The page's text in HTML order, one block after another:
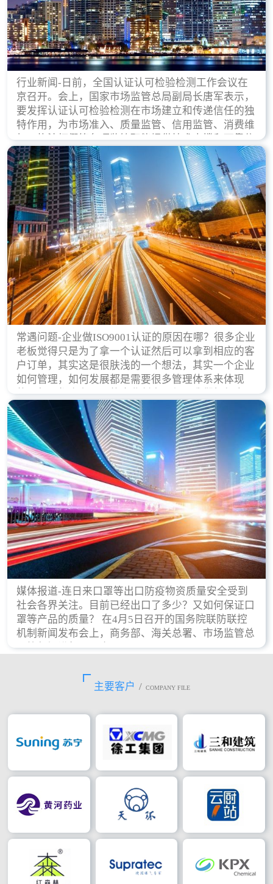
行业新闻-日前，全国认证认可检验检测工作会议在
京召开。会上，国家市场监管总局副局长唐军表示，
要发挥认证认可检验检测在市场建立和传递信任的独
特作用，为市场准入、质量监管、信用监管、消费维
权、执法打假等各项监管职能提供技术支撑和可靠依
据。
常遇问题-企业做ISO9001认证的原因在哪？很多企业
老板觉得只是为了拿一个认证然后可以拿到相应的客
户订单，其实这是很肤浅的一个想法，其实一个企业
如何管理，如何发展都是需要很多管理体系来体现
的，每天都会有不同的企业创立，但是我们如何去证
实一个企业的合法，有质量保证了？这就是ISO9001
认证体现价值的时候，那么键锋小编就来细说下企业
做ISO9001认证的根本原因。
媒体报道-连日来口罩等出口防疫物资质量安全受到
社会各界关注。目前已经出口了多少？又如何保证口
罩等产品的质量？ 在4月5日召开的国务院联防联控
机制新闻发布会上，商务部、海关总署、市场监管总
局等部门进行了回应。
主要客户 / COMPANY FILE